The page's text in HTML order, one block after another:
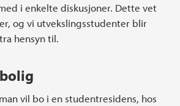
i enkelte diskusjoner. Dette vet
og vi utvekslingsstudenter blir
hensyn til.
vil bo i en studentresidens, hos